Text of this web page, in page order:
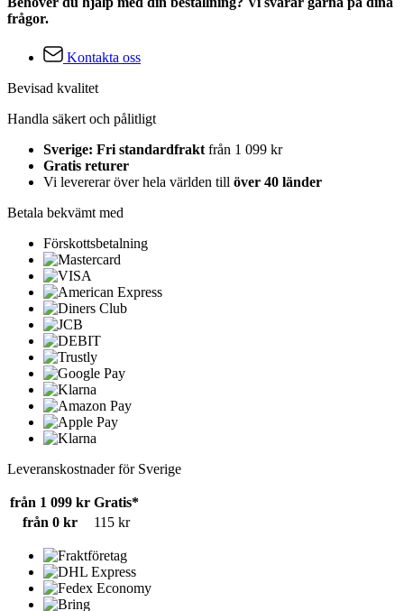
frågor.
Kontakta oss
Bevisad kvalitet
Handla säkert och pålitligt
Sverige: Fri standardfrakt från 1 099 kr
Gratis returer
Vi levererar över hela världen till över 40 länder
Betala bekvämt med
Förskottsbetalning
Leveranskostnader för Sverige
från 1 099 kr Gratis*
från 0 kr
115 kr